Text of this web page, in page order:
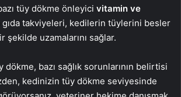
tüy dökme önleyici vitamin ve
gıda takviyeleri, kedilerin tüylerini besler
şekilde uzamalarını sağlar.
dökme, bazı sağlık sorunlarının belirtisi
kedinizin tüy dökme seviyesinde